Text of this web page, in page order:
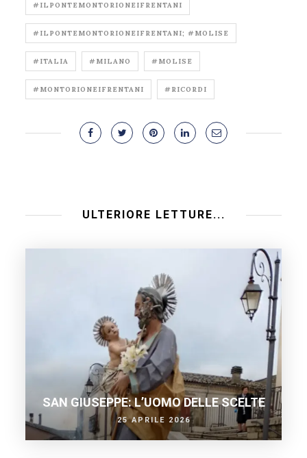
#ILPONTEMONTORIONEIFRENTANI
#ILPONTEMONTORIONEIFRENTANI; #MOLISE
#ITALIA #MILANO #MOLISE
#MONTORIONEIFRENTANI #RICORDI
ULTERIORE LETTURE...
SAN GIUSEPPE: L’UOMO DELLE SCELTE
25 APRILE 2026